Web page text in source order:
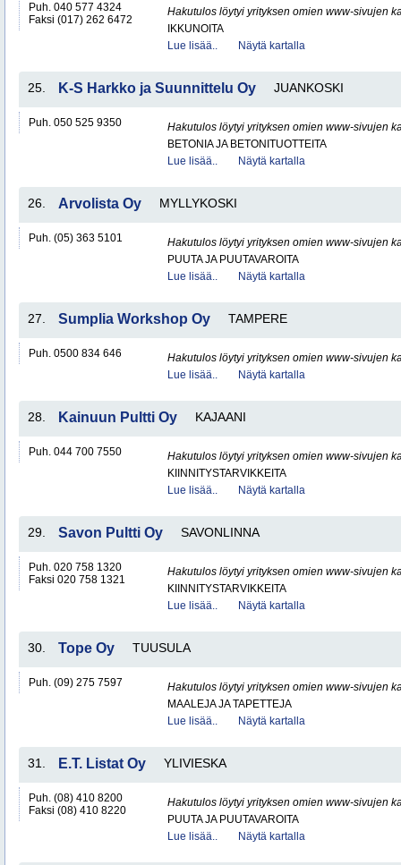
Puh. 040 577 4324
Faksi (017) 262 6472
Hakutulos löytyi yrityksen omien www-sivujen
IKKUNOITA
Lue lisää..
Näytä kartalla
25. K-S Harkko ja Suunnittelu Oy JUANKOSKI
Puh. 050 525 9350
Hakutulos löytyi yrityksen omien www-sivujen
BETONIA JA BETONITUOTTEITA
Lue lisää..
Näytä kartalla
26. Arvolista Oy MYLLYKOSKI
Puh. (05) 363 5101
Hakutulos löytyi yrityksen omien www-sivujen
PUUTA JA PUUTAVAROITA
Lue lisää..
Näytä kartalla
27. Sumplia Workshop Oy TAMPERE
Puh. 0500 834 646
Hakutulos löytyi yrityksen omien www-sivujen
Lue lisää..
Näytä kartalla
28. Kainuun Pultti Oy KAJAANI
Puh. 044 700 7550
Hakutulos löytyi yrityksen omien www-sivujen
KIINNITYSTARVIKKEITA
Lue lisää..
Näytä kartalla
29. Savon Pultti Oy SAVONLINNA
Puh. 020 758 1320
Faksi 020 758 1321
Hakutulos löytyi yrityksen omien www-sivujen
KIINNITYSTARVIKKEITA
Lue lisää..
Näytä kartalla
30. Tope Oy TUUSULA
Puh. (09) 275 7597
Hakutulos löytyi yrityksen omien www-sivujen
MAALEJA JA TAPETTEJA
Lue lisää..
Näytä kartalla
31. E.T. Listat Oy YLIVIESKA
Puh. (08) 410 8200
Faksi (08) 410 8220
Hakutulos löytyi yrityksen omien www-sivujen
PUUTA JA PUUTAVAROITA
Lue lisää..
Näytä kartalla